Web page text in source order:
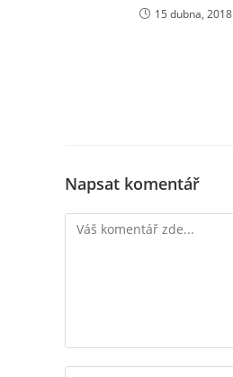
15 dubna, 2018
Napsat komentář
Komentář